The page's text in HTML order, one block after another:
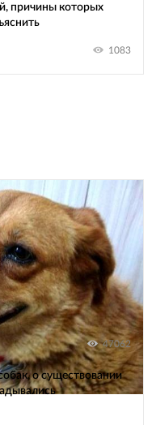
причины которых
1083
47062
о существовании